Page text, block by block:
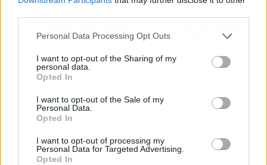
Personal Data Processing Opt Outs
I want to opt-out of the Sharing of my
personal data.
Opted In
I want to opt-out of the Sale of my
Personal Data.
Opted In
I want to opt-out of processing my
Personal Data for Targeted Advertising.
Opted In